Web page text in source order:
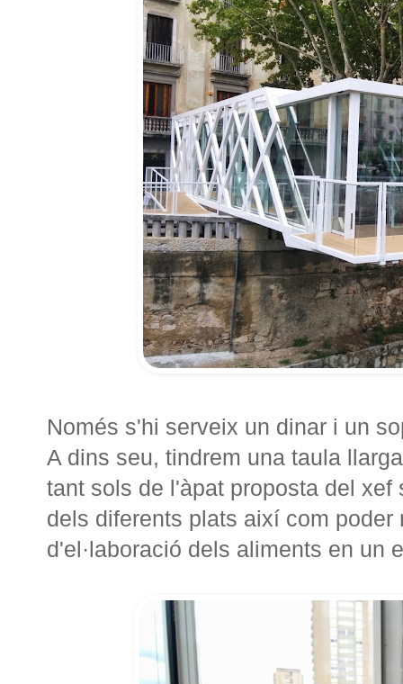
Només s'hi serveix un dinar i un
A dins seu, tindrem una taula
tant sols de l'àpat proposta del
dels diferents plats així com
d'el·laboració dels aliments en un